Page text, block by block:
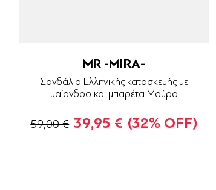
MR -MIRA-
Σανδάλια Ελληνικής κατασκευής με
μαίανδρο και μπαρέτα Μαύρο
59,00 € 39,95 € (32% OFF)